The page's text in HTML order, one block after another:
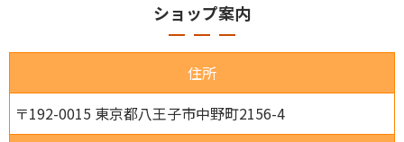
ショップ案内
住所
〒192-0015 東京都八王子市中野町2156-4